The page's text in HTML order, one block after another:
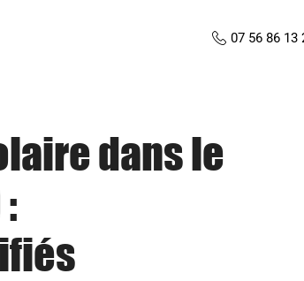
07 56 86 13
dans le